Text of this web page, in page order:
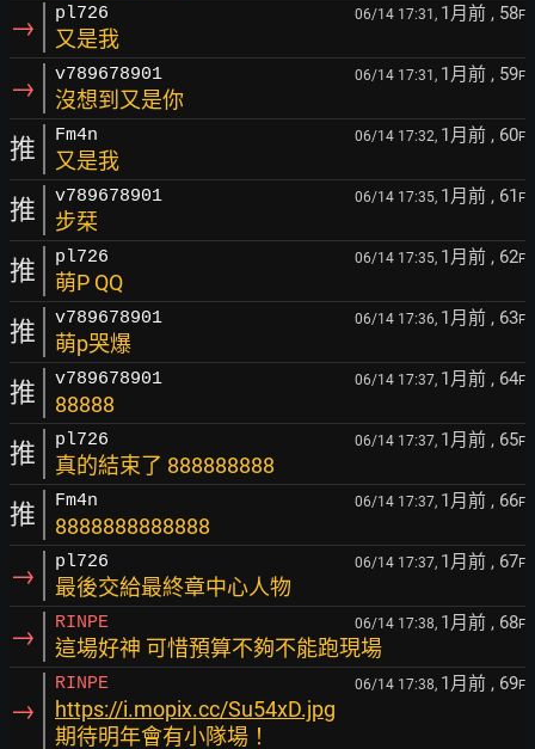
→ pl726 06/14 17:31, 1月前 , 58F
又是我
→ v789678901 06/14 17:31, 1月前 , 59F
沒想到又是你
推 Fm4n 06/14 17:32, 1月前 , 60F
又是我
推 v789678901 06/14 17:35, 1月前 , 61 F
步栞
推 pl726 06/14 17:35, 1月前 , 62F
萌P QQ
推 v789678901 06/14 17:36, 1月前 , 63F
萌p哭爆
推 v789678901 06/14 17:37, 1月前 , 64F
88888
推 pl726 06/14 17:37, 1月前 , 65F
真的結束了 888888888
推 Fm4n 06/14 17:37, 1月前 , 66F
8888888888888
→ pl726 06/14 17:37, 1月前 , 67F
最後交給最終章中心人物
→ RINPE 06/14 17:38, 1月前 , 68F
這場好神 可惜預算不夠不能跑現場
→
RINPE 06/14 17:38, 1月前 , 69F
https://i.mopix.cc/Su54xD.jpg
期待明年會有小隊場！